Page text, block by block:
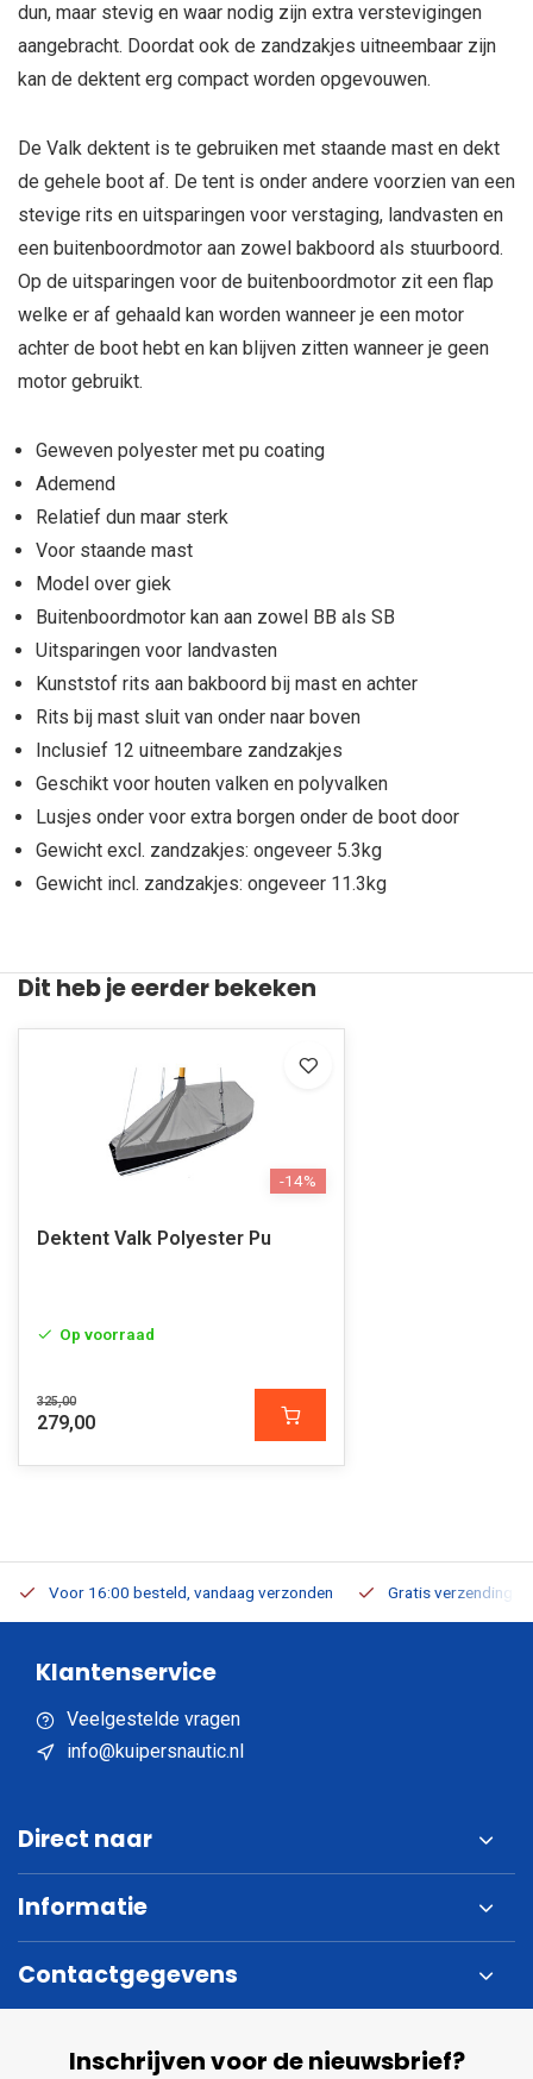
dun, maar stevig en waar nodig zijn extra verstevigingen
aangebracht. Doordat ook de zandzakjes uitneembaar zijn
kan de dektent erg compact worden opgevouwen.
De Valk dektent is te gebruiken met staande mast en dekt
de gehele boot af. De tent is onder andere voorzien van een
stevige rits en uitsparingen voor verstaging, landvasten en
een buitenboordmotor aan zowel bakboord als stuurboord.
Op de uitsparingen voor de buitenboordmotor zit een flap
welke er af gehaald kan worden wanneer je een motor
achter de boot hebt en kan blijven zitten wanneer je geen
motor gebruikt.
Geweven polyester met pu coating
Ademend
Relatief dun maar sterk
Voor staande mast
Model over giek
Buitenboordmotor kan aan zowel BB als SB
Uitsparingen voor landvasten
Kunststof rits aan bakboord bij mast en achter
Rits bij mast sluit van onder naar boven
Inclusief 12 uitneembare zandzakjes
Geschikt voor houten valken en polyvalken
Lusjes onder voor extra borgen onder de boot door
Gewicht excl. zandzakjes: ongeveer 5.3kg
Gewicht incl. zandzakjes: ongeveer 11.3kg
Dit heb je eerder bekeken
-14%
Dektent Valk Polyester Pu
Op voorraad
325,00
279,00
Voor 16:00 besteld, vandaag verzonden Gratis verzending
Klantenservice
Veelgestelde vragen
info@kuipersnautic.nl
Direct naar
Informatie
Contactgegevens
Inschrijven voor de nieuwsbrief?